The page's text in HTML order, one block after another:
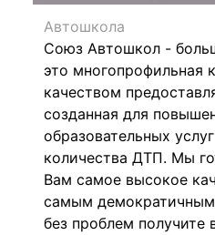
Автошкола
Союз Автошкол -
это многопрофильная
качеством
созданная для
образовательных
количества ДТП. Мы
Вам самое высокое
самым
без проблем получите